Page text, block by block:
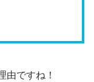
由ですね！